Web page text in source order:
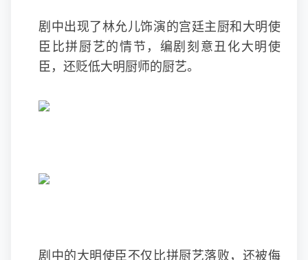
剧中出现了林允儿饰演的宫廷主厨和大明使
臣比拼厨艺的情节，编剧刻意丑化大明使
臣，还贬低大明厨师的厨艺。
剧中的大明使臣不仅比拼厨艺落败，还被侮